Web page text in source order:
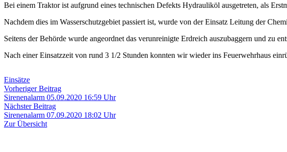
Bei einem Traktor ist aufgrund eines technischen Defekts Hydrauliköl ausgetreten, als
Nachdem dies im Wasserschutzgebiet passiert ist, wurde von der Einsatz Leitung der
Seitens der Behörde wurde angeordnet das verunreinigte Erdreich auszubaggern und zu
Nach einer Einsatzzeit von rund 3 1/2 Stunden konnten wir wieder ins Feuerwehrhaus
Einsätze
Beitragsnavigation
Vorheriger BeitragVorheriger
Beitrag:
Sirenenalarm 05.09.2020 16:59 Uhr
Nächster BeitragNächster
Beitrag:
Sirenenalarm 07.09.2020 18:02 Uhr
Zur Übersicht